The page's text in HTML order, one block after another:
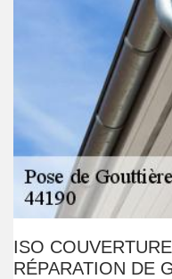
ISO
RÉPARATION DE